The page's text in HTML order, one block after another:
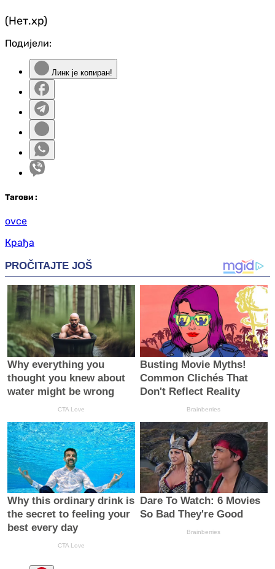
(Нет.хр)
Подијели:
Линк је копиран!
Тагови :
ovce
Крађа